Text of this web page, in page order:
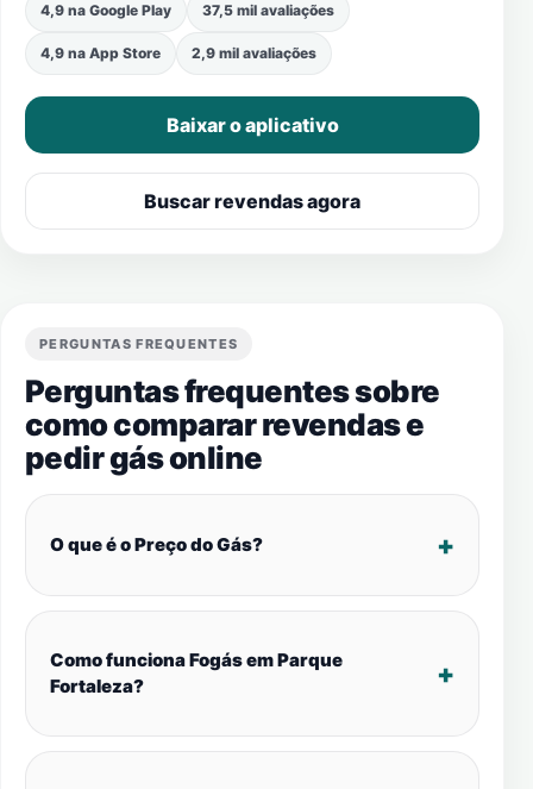
4,9 na Google Play 37,5 mil avaliações
4,9 na App Store 2,9 mil avaliações
Baixar o aplicativo
Buscar revendas agora
PERGUNTAS FREQUENTES
Perguntas frequentes sobre
como comparar revendas e
pedir gás online
O que é o Preço do Gás?
Como funciona Fogás em Parque
Fortaleza?